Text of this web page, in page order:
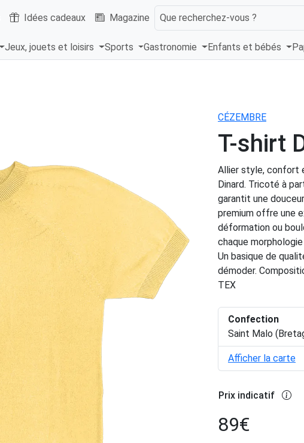
Idées cadeaux Magazine Que recherchez-vous ?
Jeux, jouets et loisirs Sports Gastronomie Enfants et bébés
CÉZEMBRE
T-shirt
Allier style, confort
Dinard. Tricoté à
garantit une
premium offre une
déformation ou
chaque
Un basique de
démoder.
TEX
Confection
Saint Malo
Afficher la carte
Prix indicatif
89€